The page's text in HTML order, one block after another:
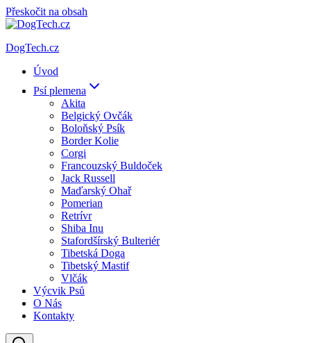
Přeskočit na obsah
DogTech.cz
Úvod
Psí plemena
Akita
Belgický Ovčák
Boloňský Psík
Border Kolie
Corgi
Francouzský Buldoček
Jack Russell
Maďarský Ohař
Pomerian
Retrívr
Shiba Inu
Stafordšírský Bulteriér
Tibetská Doga
Tibetský Mastif
Vlčák
Výcvik Psů
O Nás
Kontakty